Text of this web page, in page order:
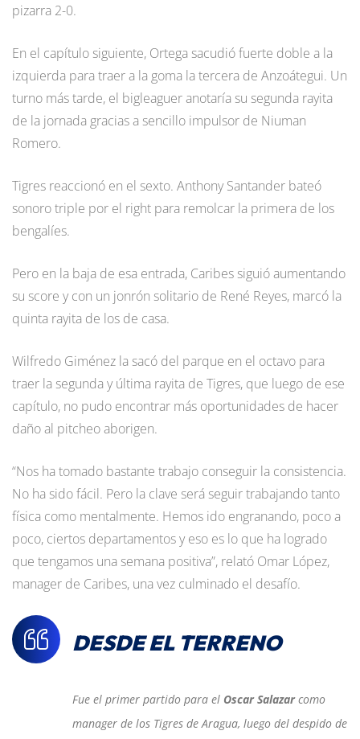
pizarra 2-0.
En el capítulo siguiente, Ortega sacudió fuerte doble a la
izquierda para traer a la goma la tercera de Anzoátegui. Un
turno más tarde, el bigleaguer anotaría su segunda rayita
de la jornada gracias a sencillo impulsor de Niuman
Romero.
Tigres reaccionó en el sexto. Anthony Santander bateó
sonoro triple por el right para remolcar la primera de los
bengalíes.
Pero en la baja de esa entrada, Caribes siguió aumentando
su score y con un jonrón solitario de René Reyes, marcó la
quinta rayita de los de casa.
Wilfredo Giménez la sacó del parque en el octavo para
traer la segunda y última rayita de Tigres, que luego de ese
capítulo, no pudo encontrar más oportunidades de hacer
daño al pitcheo aborigen.
“Nos ha tomado bastante trabajo conseguir la consistencia.
No ha sido fácil. Pero la clave será seguir trabajando tanto
física como mentalmente. Hemos ido engranando, poco a
poco, ciertos departamentos y eso es lo que ha logrado
que tengamos una semana positiva”, relató Omar López,
manager de Caribes, una vez culminado el desafío.
DESDE EL TERRENO
Fue el primer partido para el Oscar Salazarcomo
manager de los Tigres de Aragua, luego del despido de